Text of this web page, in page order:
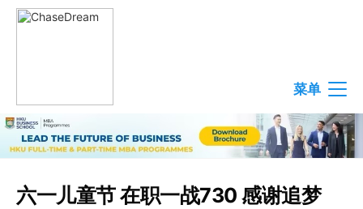
菜单
六一儿童节 在职一战730 感谢追梦